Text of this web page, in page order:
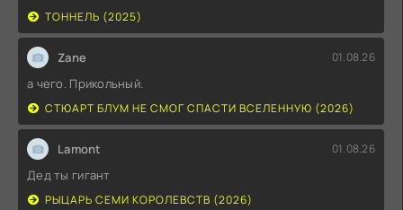
ТОННЕЛЬ (2025)
Zane 01.08.26
а чего. Прикольный.
СТЮАРТ БЛУМ НЕ СМОГ СПАСТИ ВСЕЛЕННУЮ (2026)
Lamont 01.08.26
Дед ты гигант
РЫЦАРЬ СЕМИ КОРОЛЕВСТВ (2026)